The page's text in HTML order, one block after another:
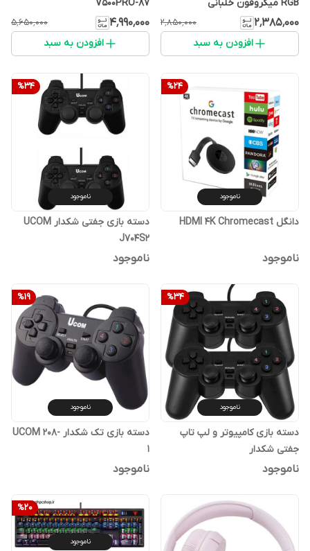
RGB میکروفون خلبانی
۲٬۳۸۵٬۰۰۰ ۲٬۸۵۰٬۰۰۰
افزودن به سبد
V500PRO-87
۴٬۹۹۰٬۰۰۰ ۵٬۶۵۰٬۰۰۰
افزودن به سبد
%24
ناموجود
دانگل HDMI 4K Chromecast
ناموجود
%34
ناموجود
دسته بازی جفتی شکدار UCOM
J704S2
ناموجود
%34
ناموجود
دسته بازی کامپیوتر و لپ تاپ
جفتی شکدار
ناموجود
%19
ناموجود
دسته بازی تک شکدار UCOM 208-
1
ناموجود
%20
ناموجود